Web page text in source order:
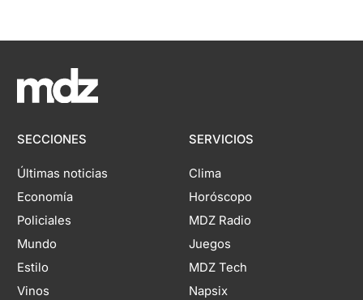
SECCIONES
Últimas noticias
Economía
Policiales
Mundo
Estilo
Vinos
SERVICIOS
Clima
Horóscopo
MDZ Radio
Juegos
MDZ Tech
Napsix